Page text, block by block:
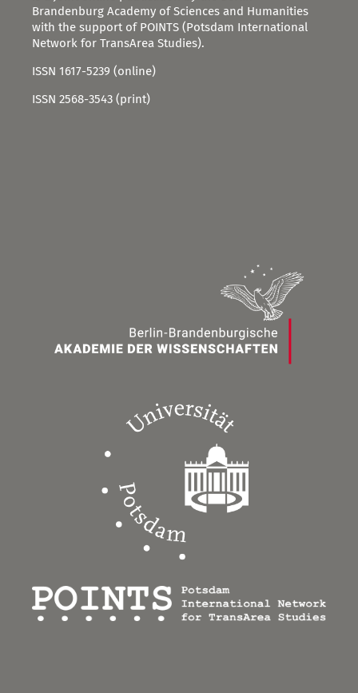
Brandenburg Academy of Sciences and Humanities
with the support of POINTS (Potsdam International
Network for TransArea Studies).
ISSN 1617-5239 (online)
ISSN 2568-3543 (print)